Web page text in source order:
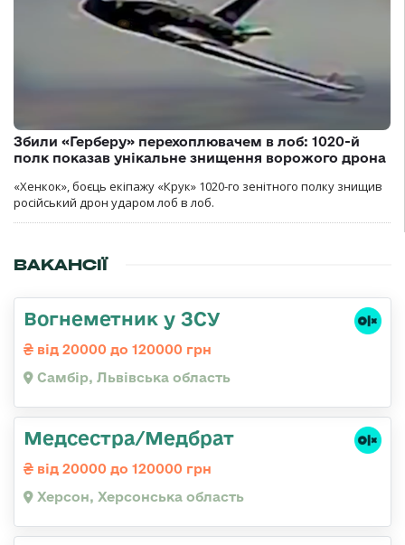
Збили «Герберу» перехоплювачем в лоб: 1020-й
полк показав унікальне знищення ворожого дрона
«Хенкок», боєць екіпажу «Крук» 1020-го зенітного полку знищив
російський дрон ударом лоб в лоб.
ВАКАНСІЇ
Вогнеметник у ЗСУ
від 20000 до 120000 грн
Самбір, Львівська область
Медсестра/Медбрат
від 20000 до 120000 грн
Херсон, Херсонська область